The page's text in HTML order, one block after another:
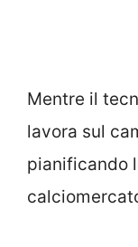
Mentre il
lavora sul
pianificando